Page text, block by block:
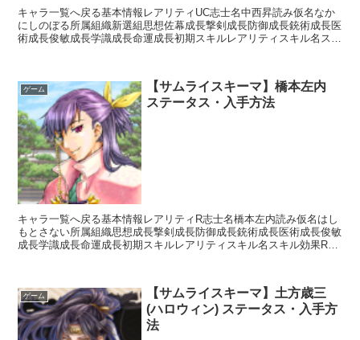
キャラ一覧へ戻る基本情報レアリティUC志士名中西昇読み仮名なか
にしのぼる所属組織新選組思想佐幕成長撃剣成長防御成長銃術成長医
術成長俊敏成長学識成長命運成長初期スキルレアリティスキル名スキ
ゲーム
【サムライスキーマ】橋本左内
ステータス・入手方法
キャラ一覧へ戻る基本情報レアリティR志士名橋本左内読み仮名はし
もとさない所属組織思想成長撃剣成長防御成長銃術成長医術成長俊敏
成長学識成長命運成長初期スキルレアリティスキル名スキル効果R烈
ゲーム
【サムライスキーマ】土方歳三
(ハロウィン) ステータス・入手方
法